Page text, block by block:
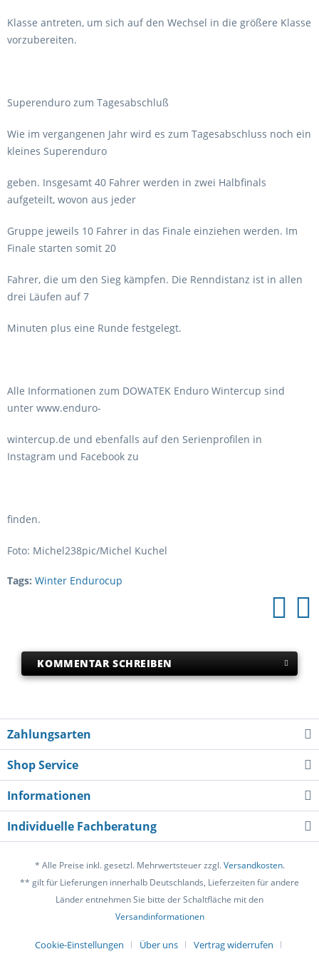
Klasse antreten, um sich auf den Wechsel in die größere Klasse
vorzubereiten.
Superenduro zum Tagesabschluß
Wie im vergangenen Jahr wird es zum Tagesabschluss noch ein
kleines Superenduro
geben. Insgesamt 40 Fahrer werden in zwei Halbfinals
aufgeteilt, wovon aus jeder
Gruppe jeweils 10 Fahrer in das Finale einziehen werden. Im
Finale starten somit 20
Fahrer, die um den Sieg kämpfen. Die Renndistanz ist in allen
drei Läufen auf 7
Minuten plus eine Runde festgelegt.
Alle Informationen zum DOWATEK Enduro Wintercup sind
unter www.enduro-
wintercup.de und ebenfalls auf den Serienprofilen in
Instagram und Facebook zu
finden.
Foto: Michel238pic/Michel Kuchel
Tags: Winter Endurocup
KOMMENTAR SCHREIBEN
Zahlungsarten
Shop Service
Informationen
Individuelle Fachberatung
* Alle Preise inkl. gesetzl. Mehrwertsteuer zzgl.Versandkosten.
** gilt für Lieferungen innerhalb Deutschlands, Lieferzeiten für andere
Länder entnehmen Sie bitte der Schaltfläche mit den
Versandinformationen
Cookie-Einstellungen Über uns Vertrag widerrufen